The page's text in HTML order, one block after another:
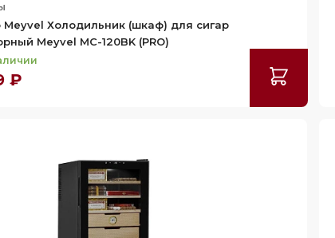
Холодильник (шкаф) для сигар
Meyvel MC-120BK (PRO)
₽